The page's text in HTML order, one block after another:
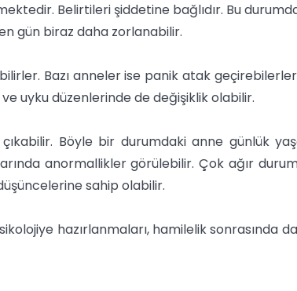
Belirtileri şiddetine bağlıdır. Bu
gün biraz daha zorlanabilir.
Bazı anneler ise panik atak
uyku düzenlerinde de değişiklik olabilir.
Böyle bir durumdaki anne günlük
anormallikler görülebilir. Çok ağır
sahip olabilir.
hazırlanmaları, hamilelik sonrasında